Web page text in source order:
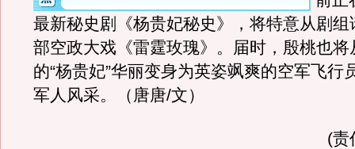
最新秘史剧《杨贵妃秘史》，将特意从剧组
部空政大戏《雷霆玫瑰》。届时，殷桃也将
的“杨贵妃”华丽变身为英姿飒爽的空军飞行
军人风采。（唐唐/文）
(责